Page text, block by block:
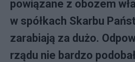
powiązane z obozem
w spółkach Skarbu
zarabiają za dużo.
rządu nie bardzo